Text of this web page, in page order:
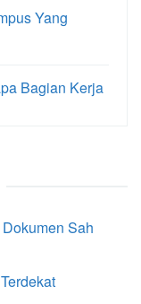
Yang
Bagian Kerja
Sah